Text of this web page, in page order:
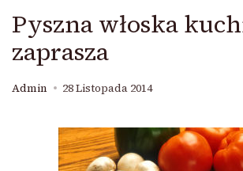
Pyszna włoska
zaprasza
Admin 28 Listopada 2014